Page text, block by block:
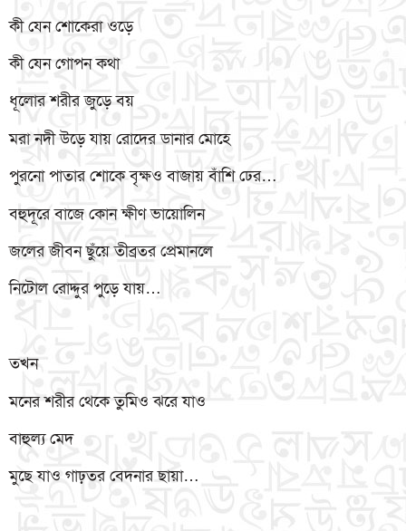
কী যেন শোকেরা ওড়ে
কী যেন গোপন কথা
ধূলোর শরীর জুড়ে বয়
মরা নদী উড়ে যায় রোদের ডানার মোহে
পুরনো পাতার শোকে বৃক্ষও বাজায় বাঁশি ঢের…
বহুদূরে বাজে কোন ক্ষীণ ভায়োলিন
জলের জীবন ছুঁয়ে তীব্রতর প্রেমানলে
নিটোল রোদ্দুর পুড়ে যায়…
তখন
মনের শরীর থেকে তুমিও ঝরে যাও
বাহুল্য মেদ
মুছে যাও গাঢ়তর বেদনার ছায়া…